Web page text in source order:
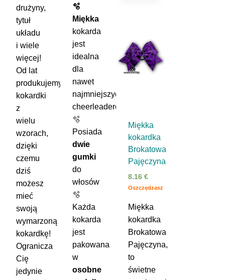
drużyny,
tytuł
układu
i wiele
więcej!
Od lat
produkujemy
kokardki
z
wielu
wzorach,
dzięki
czemu
dziś
możesz
mieć
swoją
wymarzoną
kokardkę!
Ogranicza
Cię
jedynie
🫧
Miękka
kokarda
jest
idealna
dla
nawet
najmniejszych
cheerleaderek
🫧
Posiada
dwie
gumki
do
włosów
🫧
Każda
kokarda
jest
pakowana
w
osobne
Miękka
kokardka
Brokatowa
Pajęczyna
8.16€
Oszczędzasz
Miękka
kokardka
Brokatowa
Pajęczyna,
to
świetne